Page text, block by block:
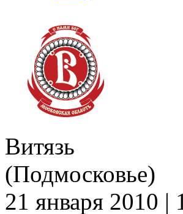
Витязь
(Подмосковье)
21 января 2010 |